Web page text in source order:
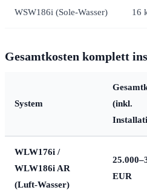
WSW186i (Sole-Wasser) 16
Gesamtkosten komplett
System
(inkl.
WLW176i /
WLW186i AR
(Luft-Wasser)
EUR